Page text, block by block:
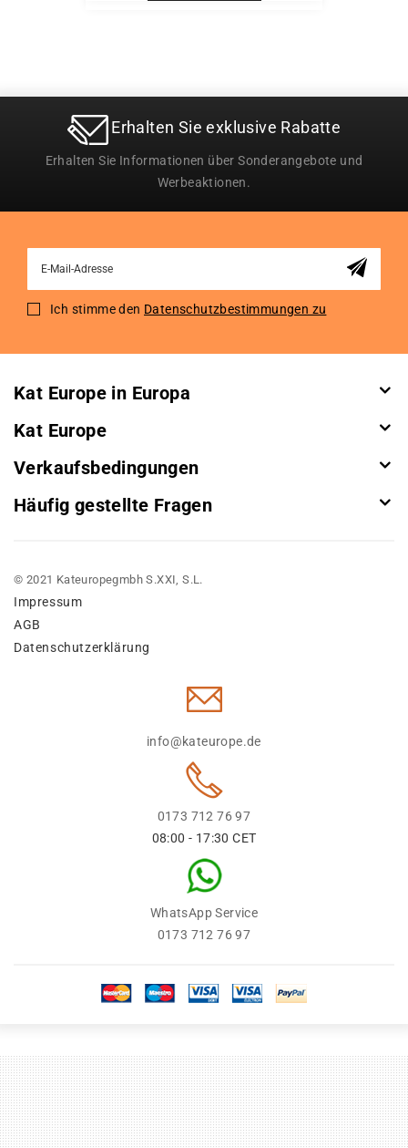
Erhalten Sie exklusive Rabatte
Erhalten Sie Informationen über Sonderangebote und
Werbeaktionen.
for
Ich stimme den Datenschutzbestimmungen zu
Kat Europe in Europa
Kat Europe
Verkaufsbedingungen
Häufig gestellte Fragen
© 2021 Kateuropegmbh S.XXI, S.L.
Impressum
AGB
Datenschutzerklärung
info@kateurope.de
0173 712 76 97
08:00 - 17:30 CET
WhatsApp Service
0173 712 76 97